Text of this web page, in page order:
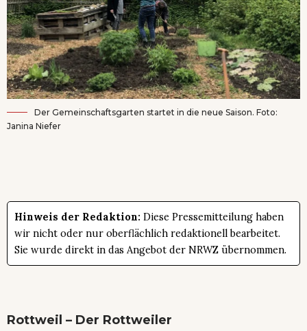
Der Gemeinschaftsgarten startet in die neue Saison. Foto:
Janina Niefer
Hinweis der Redaktion: Diese Pressemitteilung haben
wir nicht oder nur oberflächlich redaktionell bearbeitet.
Sie wurde direkt in das Angebot der NRWZ übernommen.
Rottweil – Der Rottweiler